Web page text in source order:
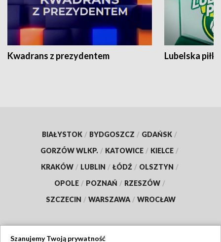
Kwadrans z prezydentem Lubelska piłka
BIAŁYSTOK / BYDGOSZCZ / GDAŃSK /
GORZÓW WLKP. / KATOWICE / KIELCE /
KRAKÓW / LUBLIN / ŁÓDŹ / OLSZTYN /
OPOLE / POZNAŃ / RZESZÓW /
SZCZECIN / WARSZAWA / WROCŁAW
Szanujemy Twoją prywatność